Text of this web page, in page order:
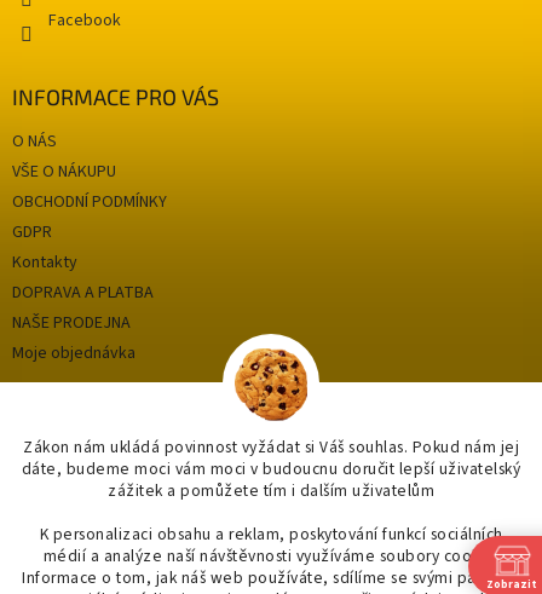
Zákon nám ukládá povinnost vyžádat si Váš souhlas. Pokud nám jej
dáte, budeme moci vám moci v budoucnu doručit lepší uživatelský
zážitek a pomůžete tím i dalším uživatelům
K personalizaci obsahu a reklam, poskytování funkcí sociálních
médií a analýze naší návštěvnosti využíváme soubory cookie.
Informace o tom, jak náš web používáte, sdílíme se svými partnery
Facebook
INFORMACE PRO VÁS
O NÁS
VŠE O NÁKUPU
OBCHODNÍ PODMÍNKY
GDPR
Kontakty
DOPRAVA A PLATBA
NAŠE PRODEJNA
Moje objednávka
Kategorie
OUTLET až -75%
OBKLADY A DLAŽBY
KOUPELNY
Zobrazit